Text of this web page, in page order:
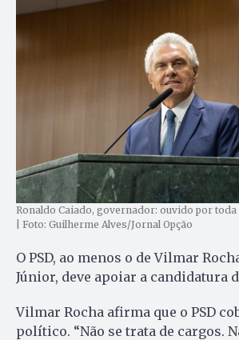
Ronaldo Caiado, governador: ouvido por
| Foto: Guilherme Alves/Jornal Opção
O PSD, ao menos o de Vilmar
Júnior, deve apoiar a candidatura
Vilmar Rocha afirma que o PSD
político. “Não se trata de cargos.